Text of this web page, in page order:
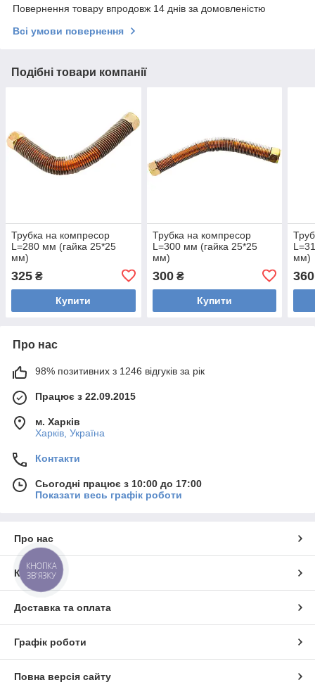
Повернення товару впродовж 14 днів за домовленістю
Всі умови повернення
Подібні товари компанії
Трубка на компресор
L=280 мм (гайка 25*25
мм)
325 ₴
Купити
Трубка на компресор
L=300 мм (гайка 25*25
мм)
300₴
Купити
мм)
360
Про нас
98% позитивних з 1246 відгуків за рік
Працює з 22.09.2015
м. Харків
Харків, Україна
Контакти
Сьогодні працює з 10:00 до 17:00
Показати весь графік роботи
Про нас
Контакти
Доставка та оплата
Графік роботи
Повна версія сайту
КНОПКА
ЗВ'ЯЗКУ